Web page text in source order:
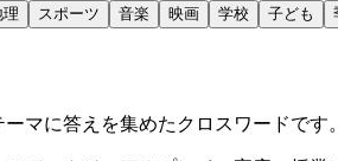
理 スポーツ 音楽 映画 学校 子ども
マに答えを集めたクロスワードです。